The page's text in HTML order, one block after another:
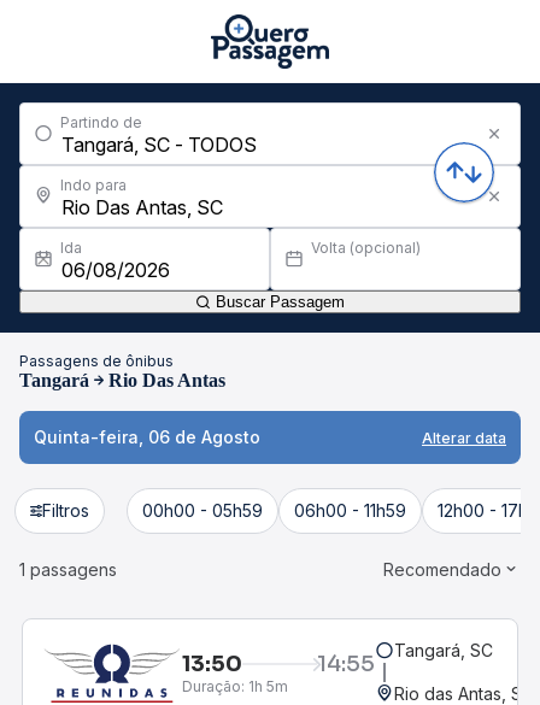
Partindo de
Indo para
Ida Volta (opcional)
Buscar Passagem
Passagens de ônibus
Tangará Rio Das Antas
Quinta-feira, 06 de Agosto Alterar data
Filtros 00h00 - 05h59 06h00 - 11h59 12h00 -
1 passagens Recomendado
13:50 14:55
Duração: 1h 5m
Tangará, SC
Rio das Antas, SC